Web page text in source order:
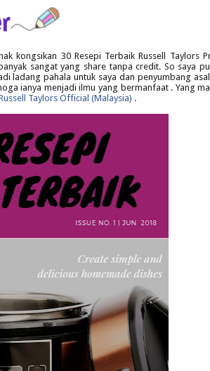
kongsikan 30 Resepi Terbaik Russell Taylors
sangat yang share tanpa credit. So saya
ladang pahala untuk saya dan penyumbang
ianya menjadi ilmu yang bermanfaat . Yang
Taylors Official (Malaysia) .